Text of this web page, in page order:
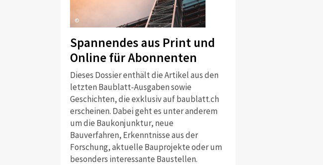
©
Spannendes aus Print und
Online für Abonnenten
Dieses Dossier enthält die Artikel aus den
letzten Baublatt-Ausgaben sowie
Geschichten, die exklusiv auf baublatt.ch
erscheinen. Dabei geht es unter anderem
um die Baukonjunktur, neue
Bauverfahren, Erkenntnisse aus der
Forschung, aktuelle Bauprojekte oder um
besonders interessante Baustellen.